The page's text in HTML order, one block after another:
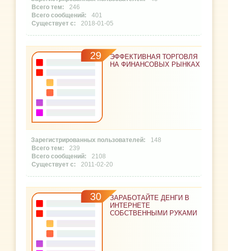
246
401
2018-01-05
29
ЭФФЕКТИВНАЯ ТОРГОВЛЯ
НА ФИНАНСОВЫХ РЫНКАХ
148
239
2108
2011-02-20
30
ЗАРАБОТАЙТЕ ДЕНГИ В
ИНТЕРНЕТЕ
СОБСТВЕННЫМИ РУКАМИ